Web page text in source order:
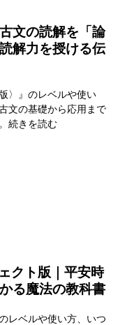
文の読解を「論
解力を授ける伝
〉』のレベルや使い
文の基礎から応用まで
続きを読む
クト版｜平安時
る魔法の教科書
レベルや使い方、いつ